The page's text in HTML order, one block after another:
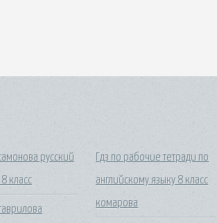
русский
класс
Гдз по рабочие тетради по
английскому языку 8 класс
комарова